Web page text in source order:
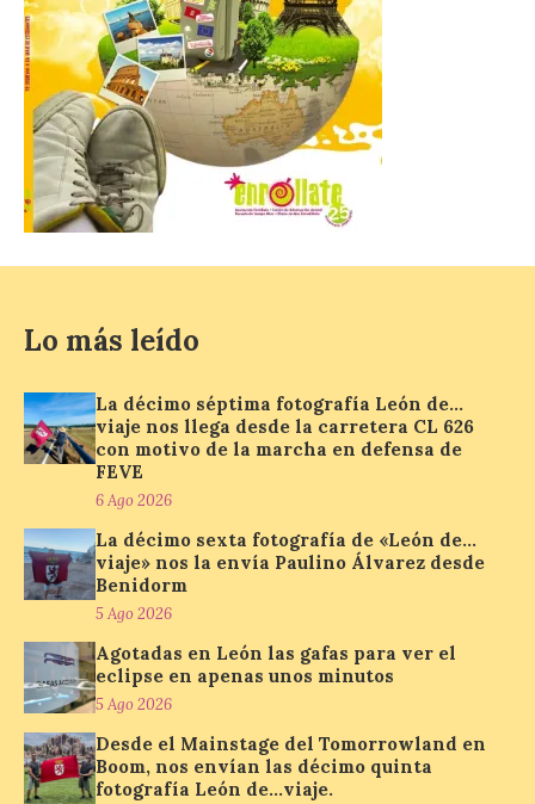
6 Ago 2026
La programación
incorpora un amplio
calendario de actividades
de animación dirigidas a
todos los públicos. La
Bañeza inauguró en la tarde de este
martes 4 de agosto una nueva edición de
el Museo del Prado
propone un recorrido por
obras de su Colección de
inspiración clásica
6 Ago 2026
Al hilo del estreno de La
Nolan. La pieza de vídeo
reúne una selección de
obras relacionadas con la
Antigüedad clásica, la mitología y los
viajes, que se suceden al ritmo de un
Lo más leído
La décimo séptima fotografía León de…
viaje nos llega desde la carretera CL 626
con motivo de la marcha en defensa de
FEVE
6 Ago 2026
La décimo sexta fotografía de «León de…
viaje» nos la envía Paulino Álvarez desde
Benidorm
5 Ago 2026
Agotadas en León las gafas para ver el
eclipse en apenas unos minutos
5 Ago 2026
Desde el Mainstage del Tomorrowland en
Boom, nos envían las décimo quinta
fotografía León de…viaje.